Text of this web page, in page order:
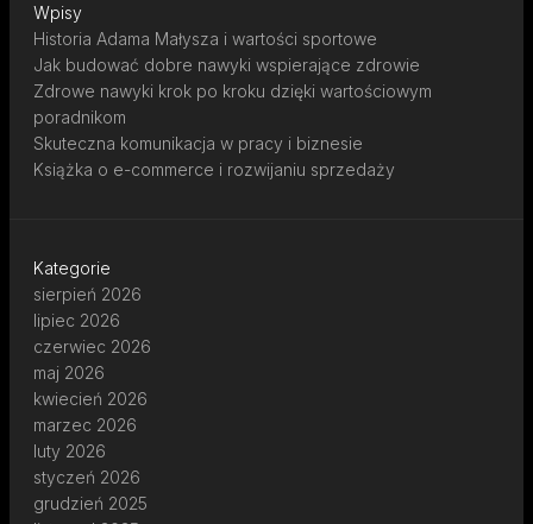
Wpisy
Historia Adama Małysza i wartości sportowe
Jak budować dobre nawyki wspierające zdrowie
Zdrowe nawyki krok po kroku dzięki wartościowym
poradnikom
Skuteczna komunikacja w pracy i biznesie
Książka o e-commerce i rozwijaniu sprzedaży
Kategorie
sierpień 2026
lipiec 2026
czerwiec 2026
maj 2026
kwiecień 2026
marzec 2026
luty 2026
styczeń 2026
grudzień 2025